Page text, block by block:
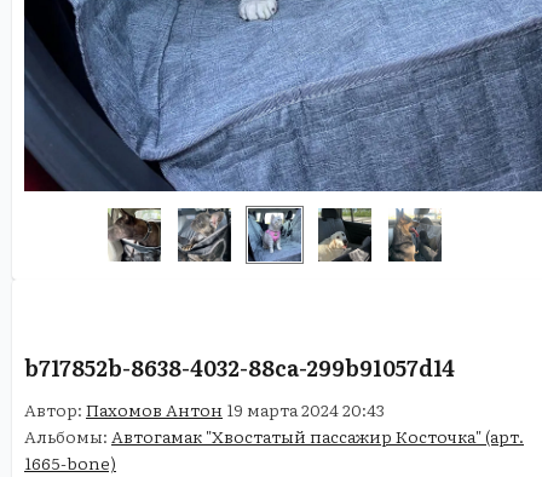
b717852b-8638-4032-88ca-299b91057d14
Автор: Пахомов Антон 19 марта 2024 20:43
Альбомы: Автогамак "Хвостатый пассажир Косточка" (арт.
1665-bone)